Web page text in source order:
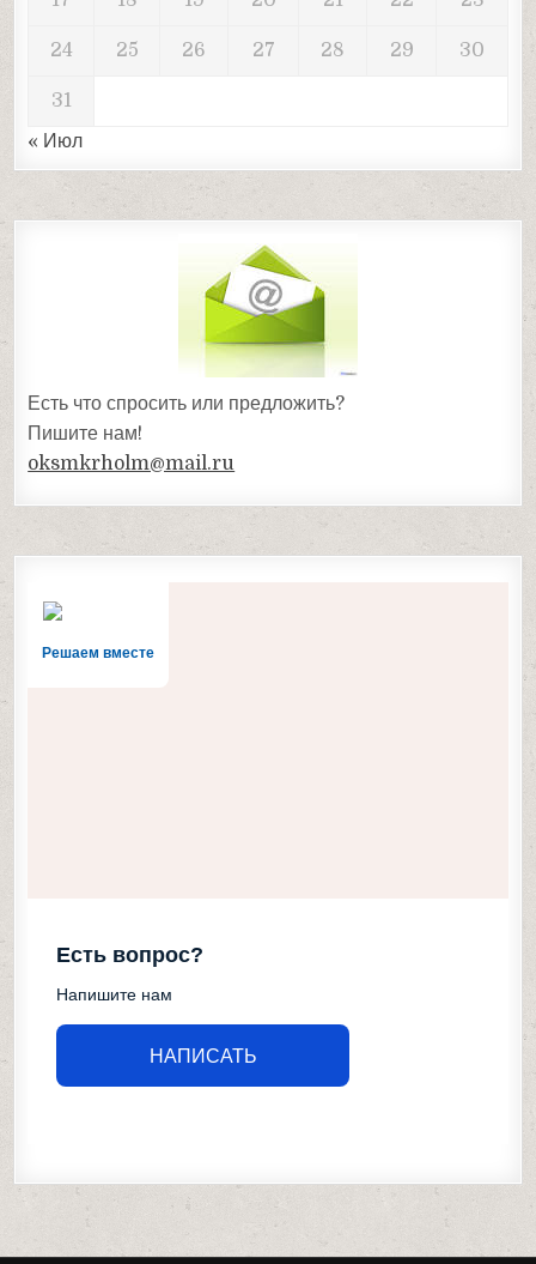
24 25 26 27 28 29 30
31
« Июл
Есть что спросить или предложить?
Пишите нам!
oksmkrholm@mail.ru
Решаем вместе
Есть вопрос?
Напишите нам
НАПИСАТЬ